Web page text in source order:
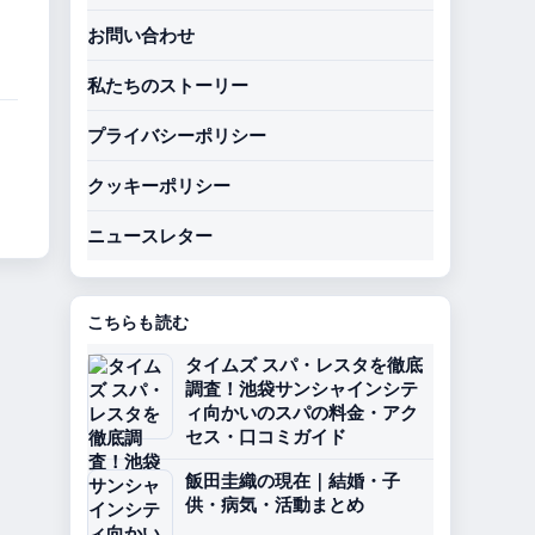
お問い合わせ
私たちのストーリー
プライバシーポリシー
クッキーポリシー
ニュースレター
こちらも読む
タイムズ スパ・レスタを徹底
調査！池袋サンシャインシテ
ィ向かいのスパの料金・アク
セス・口コミガイド
飯田圭織の現在｜結婚・子
供・病気・活動まとめ